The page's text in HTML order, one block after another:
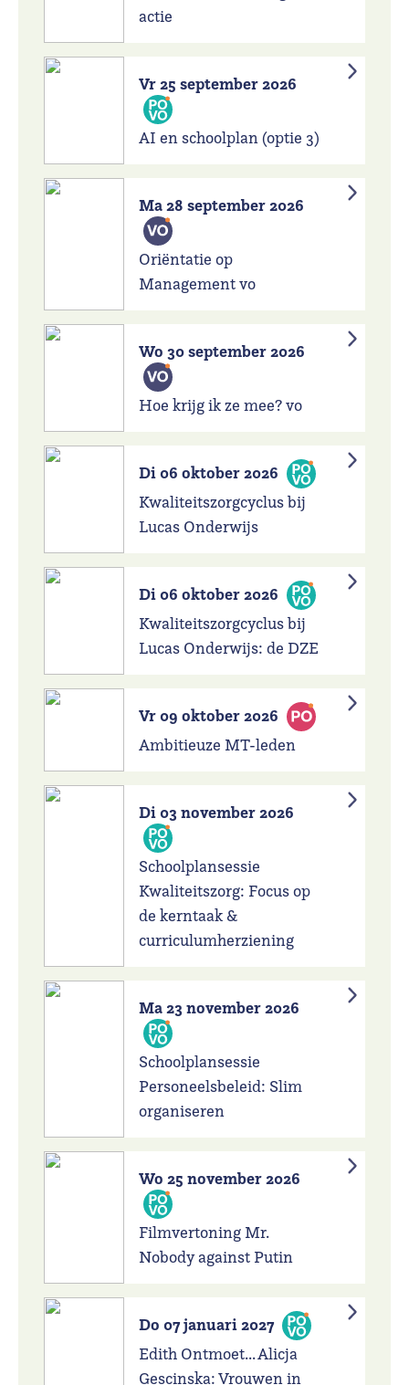
actie
Vr 25 september 2026
AI en schoolplan (optie 3)
Ma 28 september 2026
Oriëntatie op
Management vo
Wo 30 september 2026
Hoe krijg ik ze mee? vo
Di 06 oktober 2026
Kwaliteitszorgcyclus bij
Lucas Onderwijs
Di 06 oktober 2026
Kwaliteitszorgcyclus bij
Lucas Onderwijs: de DZE
Vr 09 oktober 2026
Ambitieuze MT-leden
Di 03 november 2026
Schoolplansessie
Kwaliteitszorg: Focus op
de kerntaak &
curriculumherziening
Ma 23 november 2026
Schoolplansessie
Personeelsbeleid: Slim
organiseren
Wo 25 november 2026
Filmvertoning Mr.
Nobody against Putin
Do 07 januari 2027
Edith Ontmoet... Alicja
Gescinska: Vrouwen in